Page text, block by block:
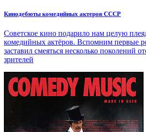
Кинодебюты комедийных актеров СССР
Советское кино подарило нам целую
комедийных актёров. Вспомним первые
заставил смеяться несколько поколений
зрителей